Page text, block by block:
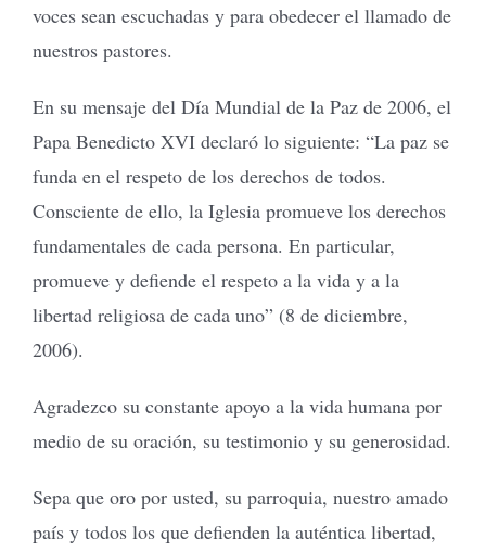
voces sean escuchadas y para obedecer el llamado de
nuestros pastores.
En su mensaje del Día Mundial de la Paz de 2006, el
Papa Benedicto XVI declaró lo siguiente: “La paz se
funda en el respeto de los derechos de todos.
Consciente de ello, la Iglesia promueve los derechos
fundamentales de cada persona. En particular,
promueve y defiende el respeto a la vida y a la
libertad religiosa de cada uno” (8 de diciembre,
2006).
Agradezco su constante apoyo a la vida humana por
medio de su oración, su testimonio y su generosidad.
Sepa que oro por usted, su parroquia, nuestro amado
país y todos los que defienden la auténtica libertad,